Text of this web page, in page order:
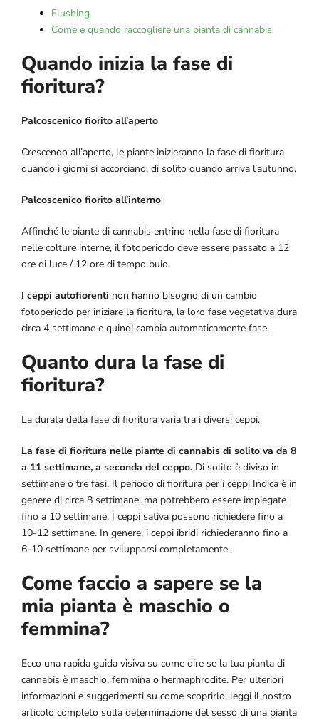
Flushing
Come e quando raccogliere una pianta di cannabis
Quando inizia la fase di
fioritura?
Palcoscenico fiorito all’aperto
Crescendo all’aperto, le piante inizieranno la fase di fioritura
quando i giorni si accorciano, di solito quando arriva l’autunno.
Palcoscenico fiorito all’interno
Affinché le piante di cannabis entrino nella fase di fioritura
nelle colture interne, il fotoperiodo deve essere passato a 12
ore di luce / 12 ore di tempo buio.
I ceppi autofiorenti non hanno bisogno di un cambio
fotoperiodo per iniziare la fioritura, la loro fase vegetativa dura
circa 4 settimane e quindi cambia automaticamente fase.
Quanto dura la fase di
fioritura?
La durata della fase di fioritura varia tra i diversi ceppi.
La fase di fioritura nelle piante di cannabis di solito va da 8
a 11 settimane, a seconda del ceppo. Di solito è diviso in
settimane o tre fasi. Il periodo di fioritura per i ceppi Indica è in
genere di circa 8 settimane, ma potrebbero essere impiegate
fino a 10 settimane. I ceppi sativa possono richiedere fino a
10-12 settimane. In genere, i ceppi ibridi richiederanno fino a
6-10 settimane per svilupparsi completamente.
Come faccio a sapere se la
mia pianta è maschio o
femmina?
Ecco una rapida guida visiva su come dire se la tua pianta di
cannabis è maschio, femmina o hermaphrodite. Per ulteriori
informazioni e suggerimenti su come scoprirlo, leggi il nostro
articolo completo sulla determinazione del sesso di una pianta